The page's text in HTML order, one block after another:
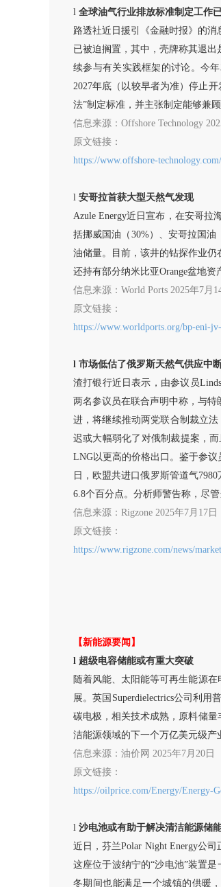
l 全球油气行业排放标准制定工作
路透社近日援引《金融时报》的消
已被迫搁置，其中，壳牌称其退
续参与有关实践框架的讨论。今
2027年底（以较早者为准）停止
法”制定标准，并主张制定能够兼
信息来源： Offshore Technology
原文链接：
https://www.offshore-
l 安哥拉首获大型天然气发现
Azule Energy近日宣布，在安哥拉
括挪威国油（30%）、安哥拉国油
油储量。目前，该井的钻探作业仍
还持有部分纳米比亚Orange盆地资
信息来源： World Ports 2025年7月
原文链接：
https://www.worldports.org/bp-eni-
l 市场低估了俄罗斯天然气供应中
渣打银行近日表示，由参议员
两名参议员在联合声明中称，与特
进，将继续推动两党联合制裁立
迟或大幅弱化了对俄制裁提案，
LNG以更高的价格出口。鉴于参
日，欧盟共进口俄罗斯管道气
6.8个百分点。分析师警告称，尽
信息来源： Rigzone 2025年7月17
原文链接：
https://www.rigzone.com/news/
【新能源要闻】
l 超级电容储能或有重大突破
随着风能、太阳能等可再生能源
展。英国 Superdielectrics公司利
碳电极，相关技术成熟，原料储
洁能源领域的下一个万亿美元级产
信息来源： 油价网 2025年7月20日
原文链接：
https://oilprice.com/Energy/Energy-
l 沙电池或有助于解决清洁能源储
近日，芬兰Polar Night Energy公
这座位于波纳宁的“沙电池”装置
冬期间也能满足一个城镇的供暖